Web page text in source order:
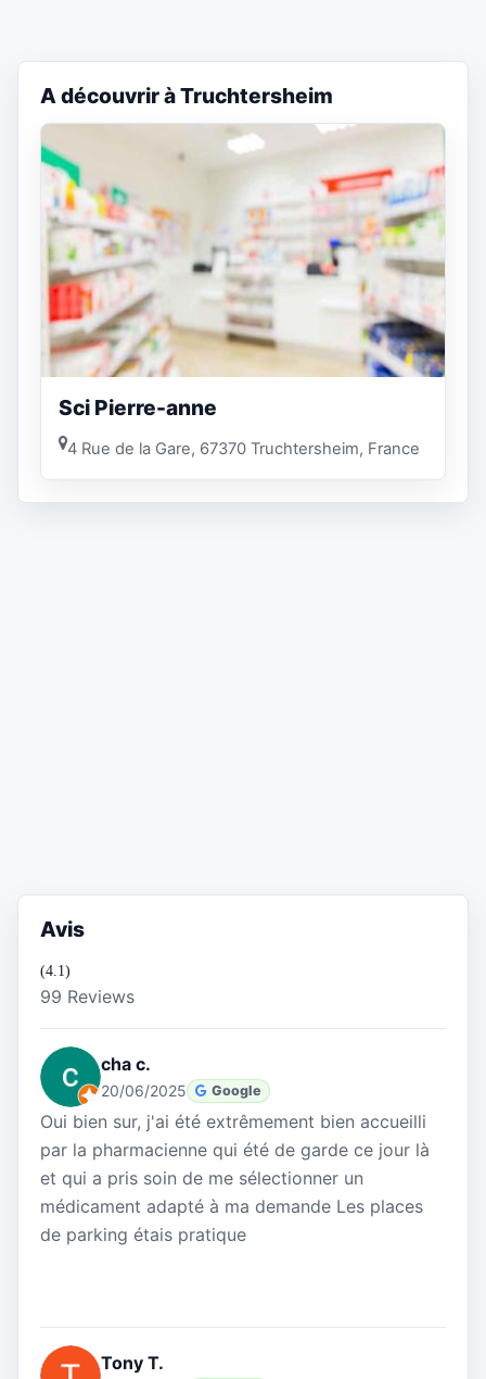
A découvrir à Truchtersheim
Sci Pierre-anne
4 Rue de la Gare, 67370 Truchtersheim, France
Avis
(4.1)
99 Reviews
cha c.
20/06/2025 Google
Oui bien sur, j'ai été extrêmement bien accueilli
par la pharmacienne qui été de garde ce jour là
et qui a pris soin de me sélectionner un
médicament adapté à ma demande Les places
de parking étais pratique
Tony T.